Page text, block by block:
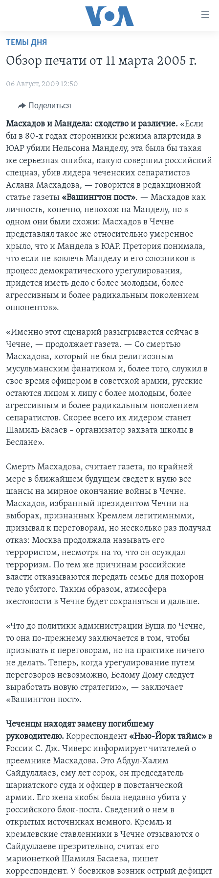
Перейти
основной
Перейти
навигации
Перейти
поиск
ГЛАВНОЕ
ПРОГРАММЫ
АМЕРИКА
НОВОСТИ ЗА МИНУТУ
ИТОГИ
ПОЧЕМУ ЭТО ВАЖНО?
ДИСКУССИЯ VOA
ДЕТАЛИ
НЬЮ-ЙОРК NEW YORK
АМЕРИКА. БОЛЬШОЕ ПУТЕШЕСТВИЕ
ПРОЕКТЫ
УЧИМ АНГЛИЙСКИЙ
НАША АМЕРИКАНСКАЯ ИСТОРИЯ
А КАК В АМЕРИКЕ?
АРТЕФАКТЫ
АМЕРИКАНСКИЕ ГОРОДКИ
ЭКСПЕРТИЗА
ИНТЕРВЬЮ
ФАКТЫ ПРОТИВ ФЕЙКОВ
ЗА СВОБОДУ ПРЕССЫ
УЧИМ АНГЛИЙСКИЙ
ВИДЕО
ПОДПИСКА НА НОВОСТИ
Learning English
СОЦИАЛЬНЫЕ СЕТИ
Языки
ТЕМЫ ДНЯ
Обзор печати от 11 марта 2005 г.
06 Август, 2009 12:50
Поделиться
Масхадов и Мандела: сходство и различие. «Если
бы в 80-х годах сторонники режима апартеида в
ЮАР убили Нельсона Манделу, эта была бы такая
же серьезная ошибка, какую совершил российский
спецназ, убив лидера чеченских сепаратистов
Аслана Масхадова, — говорится в редакционной
статье газеты «Вашингтон пост». — Масхадов как
личность, конечно, непохож на Манделу, но в
одном они были схожи: Масхадов в Чечне
представлял такое же относительно умеренное
крыло, что и Мандела в ЮАР. Претория понимала,
что если не вовлечь Манделу и его союзников в
процесс демократического урегулирования,
придется иметь дело с более молодым, более
агрессивным и более радикальным поколением
оппонентов».
«Именно этот сценарий разыгрывается сейчас в
Чечне, — продолжает газета. — Со смертью
Масхадова, который не был религиозным
мусульманским фанатиком и, более того, служил в
свое время офицером в советской армии, русские
остаются лицом к лицу с более молодым, более
агрессивным и более радикальным поколением
сепаратистов. Скорее всего их лидером станет
Шамиль Басаев – организатор захвата школы в
Беслане».
Смерть Масхадова, считает газета, по крайней
мере в ближайшем будущем сведет к нулю все
шансы на мирное окончание войны в Чечне.
Масхадов, избранный президентом Чечни на
выборах, признанных Кремлем легитимными,
призывал к переговорам, но несколько раз получал
отказ: Москва продолжала называть его
террористом, несмотря на то, что он осуждал
терроризм. По тем же причинам российские
власти отказываются передать семье для похорон
тело убитого. Таким образом, атмосфера
жестокости в Чечне будет сохраняться и дальше.
«Что до политики администрации Буша по Чечне,
то она по-прежнему заключается в том, чтобы
призывать к переговорам, но на практике ничего
не делать. Теперь, когда урегулирование путем
переговоров невозможно, Белому Дому следует
выработать новую стратегию», — заключает
«Вашингтон пост».
Чеченцы находят замену погибшему
руководителю. Корреспондент «Нью-Йорк таймс» в
России С. Дж. Чиверс информирует читателей о
преемнике Масхадова. Это Абдул-Халим
Сайдулллаев, ему лет сорок, он председатель
шариатского суда и офицер в повстанческой
армии. Его жена якобы была недавно убита у
российского блок-поста. Сведений о нем в
открытых источниках немного. Кремль и
кремлевские ставленники в Чечне отзываются о
Сайдуллаеве презрительно, считая его
марионеткой Шамиля Басаева, пишет
корреспондент. У боевиков возник острый дефицит